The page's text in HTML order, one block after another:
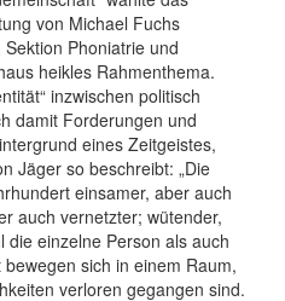
von Michael Fuchs
Phoniatrie und
heikles Rahmenthema.
inzwischen politisch
damit Forderungen und
eines Zeitgeistes,
Jäger so beschreibt: „Die
einsamer, aber auch
auch vernetzter; wütender,
die einzelne Person als auch
sich in einem Raum,
verloren gegangen sind.